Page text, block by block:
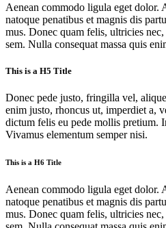
Aenean commodo ligula eget dolor.
natoque penatibus et magnis dis
mus. Donec quam felis, ultricies
sem. Nulla consequat massa quis
This is a H5 Title
Donec pede justo, fringilla vel,
enim justo, rhoncus ut, imperdiet a,
dictum felis eu pede mollis pretium.
Vivamus elementum semper nisi.
This is a H6 Title
Aenean commodo ligula eget dolor.
natoque penatibus et magnis dis
mus. Donec quam felis, ultricies